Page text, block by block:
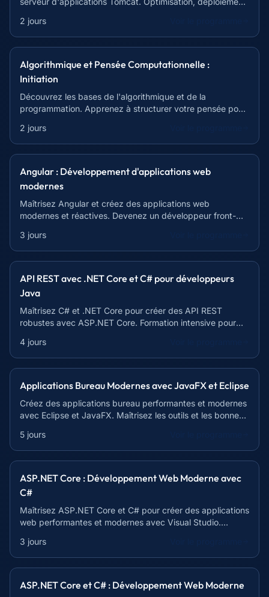
2 jours
Algorithmique et Pensée Computationnelle :
Initiation
Découvrez les bases de l'algorithmique et de la
programmation. Apprenez à structurer votre pensée pour
2 jours
Angular : Développement d'applications web
modernes
Maîtrisez Angular et créez des applications web
modernes et réactives. Devenez un développeur front-
3 jours
API REST avec .NET Core et C# pour développeurs
Java
Maîtrisez C# et .NET Core pour créer des API REST
robustes avec ASP.NET Core. Formation intensive pour
4 jours
Applications Bureau Modernes avec JavaFX et Eclipse
Créez des applications bureau performantes et modernes
avec Eclipse et JavaFX. Maîtrisez les outils et les bonnes
5 jours
ASP.NET Core : Développement Web Moderne avec
C#
Maîtrisez ASP.NET Core et C# pour créer des applications
web performantes et modernes avec Visual Studio.
3 jours
ASP.NET Core et C# : Développement Web Moderne